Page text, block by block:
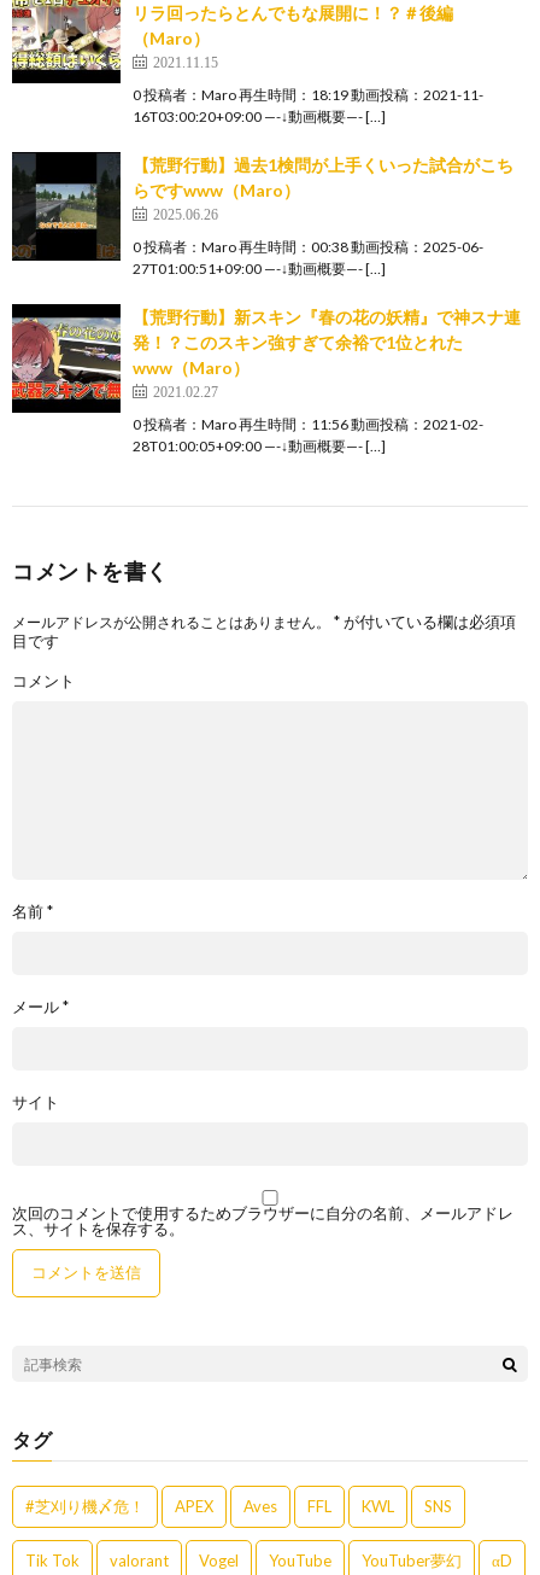
リラ回ったらとんでもな展開に！？＃後編
（Maro）
2021.11.15
0 投稿者：Maro 再生時間：18:19 動画投稿：2021-11-
16T03:00:20+09:00 —-↓動画概要—- […]
【荒野行動】過去1検問が上手くいった試合がこち
らですwww（Maro）
2025.06.26
0 投稿者：Maro 再生時間：00:38 動画投稿：2025-06-
27T01:00:51+09:00 —-↓動画概要—- […]
【荒野行動】新スキン『春の花の妖精』で神スナ連
発！？このスキン強すぎて余裕で1位とれた
www（Maro）
2021.02.27
0 投稿者：Maro 再生時間：11:56 動画投稿：2021-02-
28T01:00:05+09:00 —-↓動画概要—- […]
コメントを書く
メールアドレスが公開されることはありません。 *が付いている欄は必須項
目です
コメント
名前*
メール*
サイト
次回のコメントで使用するためブラウザーに自分の名前、メールアドレ
ス、サイトを保存する。
タグ
#芝刈り機〆危！ APEX Aves FFL KWL SNS
Tik Tok valorant Vogel YouTube YouTuber夢幻 αD